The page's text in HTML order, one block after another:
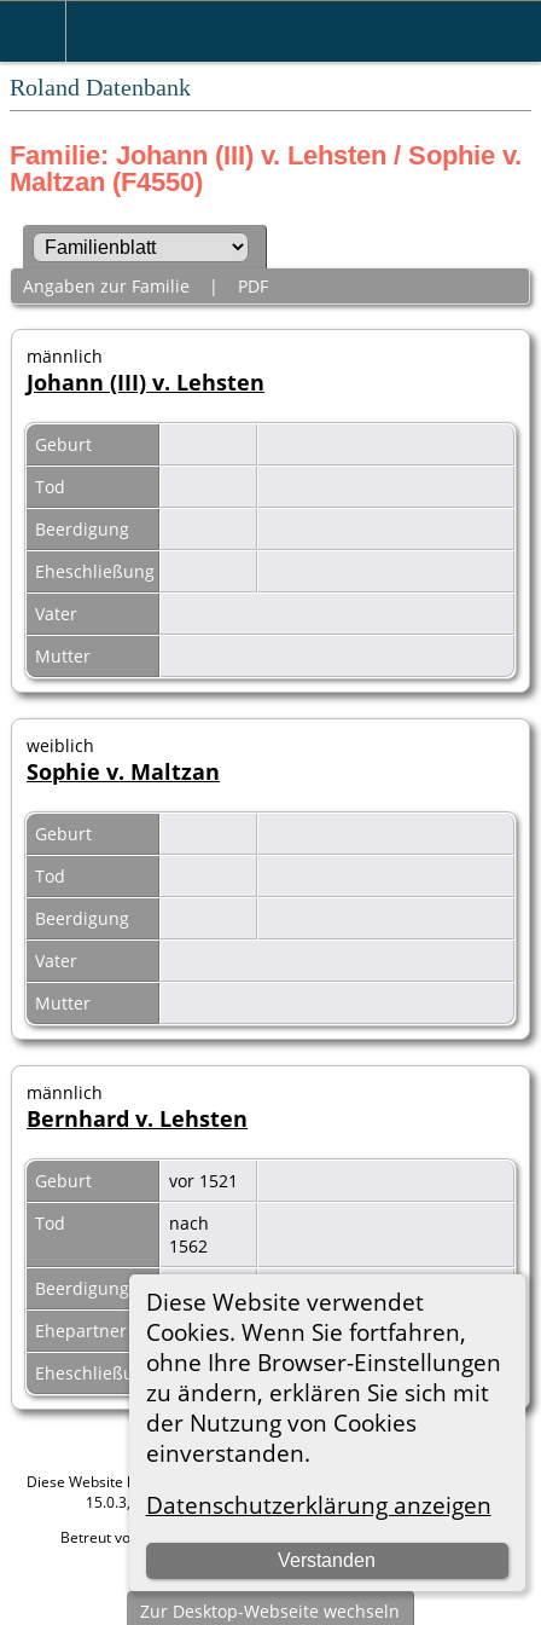
Roland Datenbank
Diese Website verwendet
Cookies. Wenn Sie fortfahren,
ohne Ihre Browser-Einstellungen
zu ändern, erklären Sie sich mit
der Nutzung von Cookies
einverstanden.
Datenschutzerklärung anzeigen
Verstanden
Familie: Johann (III) v. Lehsten / Sophie v.
Maltzan (F4550)
Angaben zur Familie | PDF
männlich
Johann (III) v. Lehsten
Geburt
Tod
Beerdigung
Eheschließung
Vater
Mutter
weiblich
Sophie v. Maltzan
Geburt
Tod
Beerdigung
Vater
Mutter
männlich
Bernhard v. Lehsten
Geburt
vor 1521
Tod
nach
1562
Beerdigung
Ehepartner
Margarethe v. Bibow|F2448
Eheschließung
Diese Website läuft mit
15.0.3, programmiert von Darrin Lythgoe © 2001-2026.
Betreut von
Hier geht es zum Impressum
Zur Desktop-Webseite wechseln